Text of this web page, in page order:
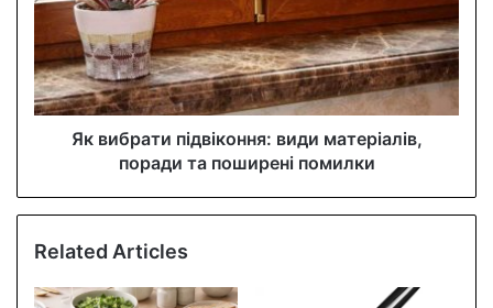
Як вибрати підвіконня: види матеріалів,
поради та поширені помилки
Related Articles